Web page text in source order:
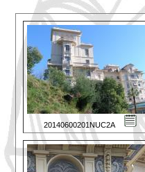
20140600201NUC2A